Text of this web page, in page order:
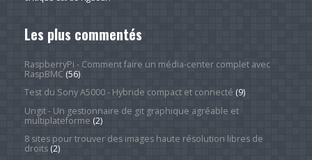
Les plus commentés
RaspberryPi - Comment faire un média-center complet avec
RaspBMC(56)
Test du Sony A5000 - Hybride compact et connecté (9)
Ungit - Un gestionnaire de git graphique agréable et
multiplateforme (2)
8 sites pour trouver des images haute résolution libres de
droits(2)